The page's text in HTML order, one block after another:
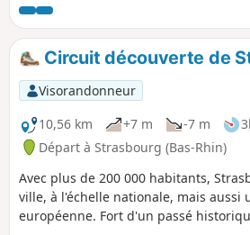
alsacien tout en restant
les villages à proximité des caves et,
pas, de profiter d'une dégustation
sur le parcours! Le nom du circuit,
vient d'un robinet spécial qui
prélever un échantillon pour goûter le
Circuit découverte de
Visorandonneur
10,56 km
+7 m -7 m
Départ à Strasbourg (Bas-Rhin)
Avec plus de 200 000 habitants,
ville, à l'échelle nationale, mais aussi
européenne. Fort d'un passé